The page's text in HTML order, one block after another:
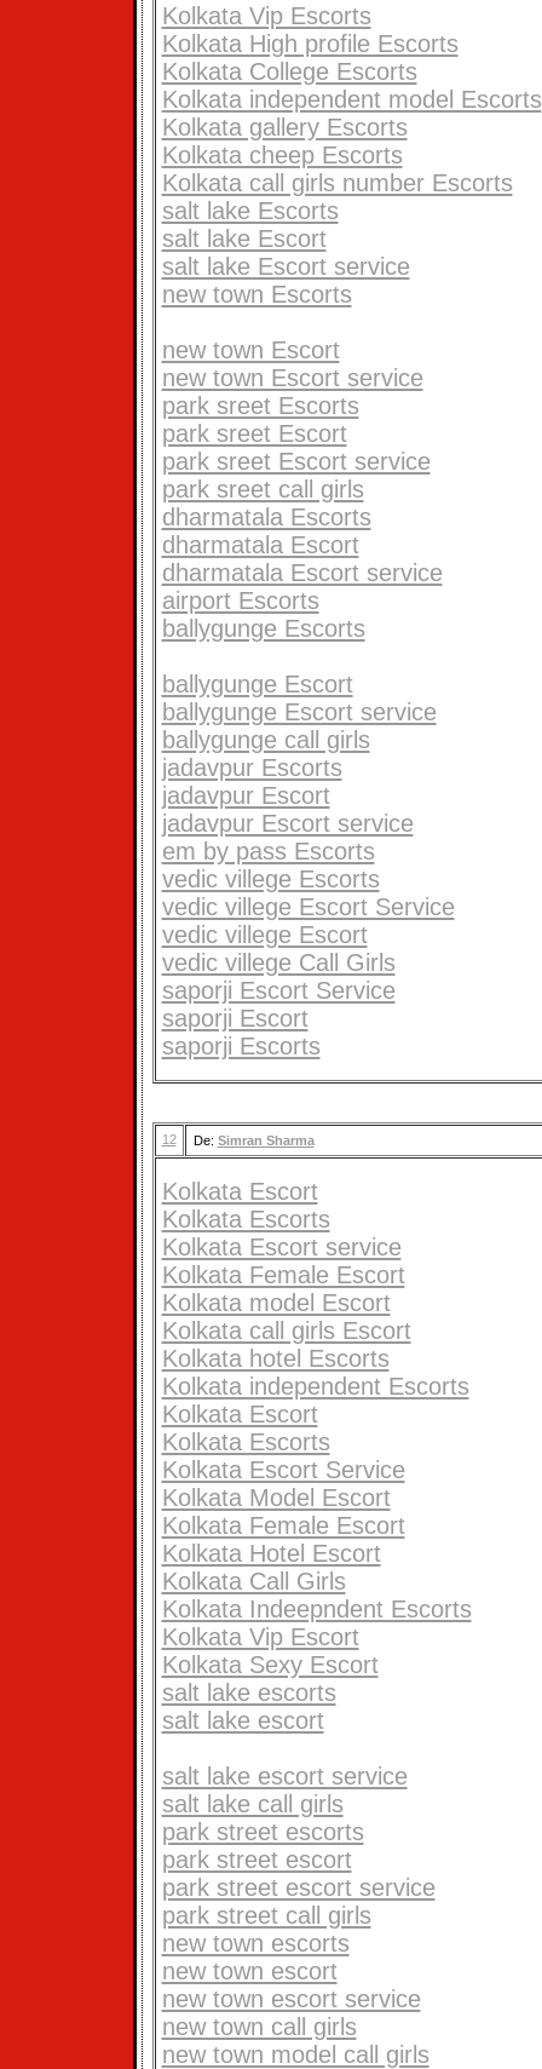
Kolkata Vip Escorts
Kolkata High profile Escorts
Kolkata College Escorts
Kolkata independent model Escorts
Kolkata gallery Escorts
Kolkata cheep Escorts
Kolkata call girls number Escorts
salt lake Escorts
salt lake Escort
salt lake Escort service
new town Escorts
new town Escort
new town Escort service
park sreet Escorts
park sreet Escort
park sreet Escort service
park sreet call girls
dharmatala Escorts
dharmatala Escort
dharmatala Escort service
airport Escorts
ballygunge Escorts
ballygunge Escort
ballygunge Escort service
ballygunge call girls
jadavpur Escorts
jadavpur Escort
jadavpur Escort service
em by pass Escorts
vedic villege Escorts
vedic villege Escort Service
vedic villege Escort
vedic villege Call Girls
saporji Escort Service
saporji Escort
saporji Escorts
12 De: Simran Sharma
Kolkata Escort
Kolkata Escorts
Kolkata Escort service
Kolkata Female Escort
Kolkata model Escort
Kolkata call girls Escort
Kolkata hotel Escorts
Kolkata independent Escorts
Kolkata Escort
Kolkata Escorts
Kolkata Escort Service
Kolkata Model Escort
Kolkata Female Escort
Kolkata Hotel Escort
Kolkata Call Girls
Kolkata Indeepndent Escorts
Kolkata Vip Escort
Kolkata Sexy Escort
salt lake escorts
salt lake escort
salt lake escort service
salt lake call girls
park street escorts
park street escort
park street escort service
park street call girls
new town escorts
new town escort
new town escort service
new town call girls
new town model call girls